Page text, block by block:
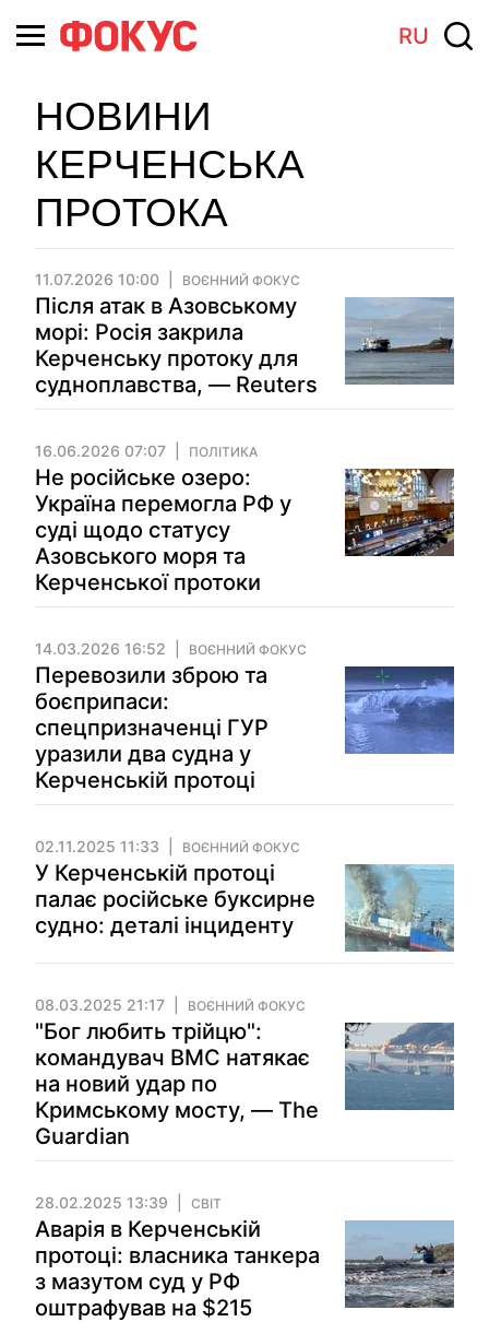
RU
НОВИНИ
КЕРЧЕНСЬКА
ПРОТОКА
11.07.2026 10:00 ВОЄННИЙ ФОКУС
Після атак в Азовському
морі: Росія закрила
Керченську протоку для
судноплавства, — Reuters
16.06.2026 07:07 ПОЛІТИКА
Не російське озеро:
Україна перемогла РФ у
суді щодо статусу
Азовського моря та
Керченської протоки
14.03.2026 16:52 ВОЄННИЙ ФОКУС
Перевозили зброю та
боєприпаси:
спецпризначенці ГУР
уразили два судна у
Керченській протоці
02.11.2025 11:33 ВОЄННИЙ ФОКУС
У Керченській протоці
палає російське буксирне
судно: деталі інциденту
08.03.2025 21:17 ВОЄННИЙ ФОКУС
"Бог любить трійцю":
командувач ВМС натякає
на новий удар по
Кримському мосту, — The
Guardian
28.02.2025 13:39 СВІТ
Аварія в Керченській
протоці: власника танкера
з мазутом суд у РФ
оштрафував на $215